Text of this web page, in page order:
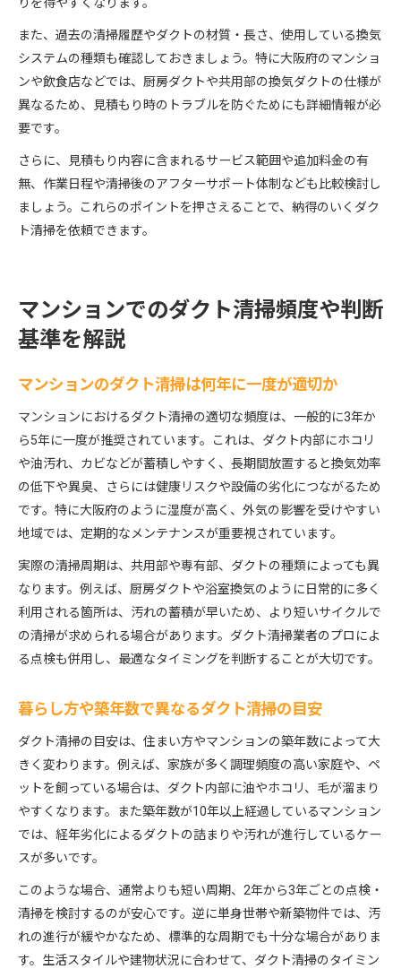
また、過去の清掃履歴やダクトの材質・長さ、使用している換気
システムの種類も確認しておきましょう。特に大阪府のマンショ
ンや飲食店などでは、厨房ダクトや共用部の換気ダクトの仕様が
異なるため、見積もり時のトラブルを防ぐためにも詳細情報が必
要です。
さらに、見積もり内容に含まれるサービス範囲や追加料金の有
無、作業日程や清掃後のアフターサポート体制なども比較検討し
ましょう。これらのポイントを押さえることで、納得のいくダク
ト清掃を依頼できます。
マンションでのダクト清掃頻度や判断
基準を解説
マンションのダクト清掃は何年に一度が適切か
マンションにおけるダクト清掃の適切な頻度は、一般的に3年か
ら5年に一度が推奨されています。これは、ダクト内部にホコリ
や油汚れ、カビなどが蓄積しやすく、長期間放置すると換気効率
の低下や異臭、さらには健康リスクや設備の劣化につながるため
です。特に大阪府のように湿度が高く、外気の影響を受けやすい
地域では、定期的なメンテナンスが重要視されています。
実際の清掃周期は、共用部や専有部、ダクトの種類によっても異
なります。例えば、厨房ダクトや浴室換気のように日常的に多く
利用される箇所は、汚れの蓄積が早いため、より短いサイクルで
の清掃が求められる場合があります。ダクト清掃業者のプロによ
る点検も併用し、最適なタイミングを判断することが大切です。
暮らし方や築年数で異なるダクト清掃の目安
ダクト清掃の目安は、住まい方やマンションの築年数によって大
きく変わります。例えば、家族が多く調理頻度の高い家庭や、ペ
ットを飼っている場合は、ダクト内部に油やホコリ、毛が溜まり
やすくなります。また築年数が10年以上経過しているマンション
では、経年劣化によるダクトの詰まりや汚れが進行しているケー
スが多いです。
このような場合、通常よりも短い周期、2年から3年ごとの点検・
清掃を検討するのが安心です。逆に単身世帯や新築物件では、汚
れの進行が緩やかなため、標準的な周期でも十分な場合がありま
す。生活スタイルや建物状況に合わせて、ダクト清掃のタイミン